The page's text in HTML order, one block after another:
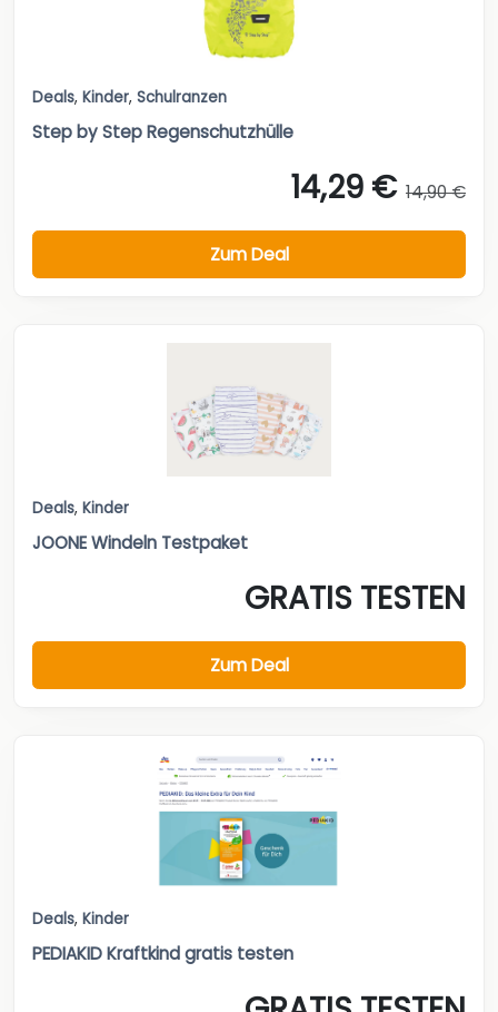
Deals, Kinder, Schulranzen
Step by Step Regenschutzhülle
14,29 € 14,90 €
Zum Deal
Deals, Kinder
JOONE Windeln Testpaket
GRATIS TESTEN
Zum Deal
Deals, Kinder
PEDIAKID Kraftkind gratis testen